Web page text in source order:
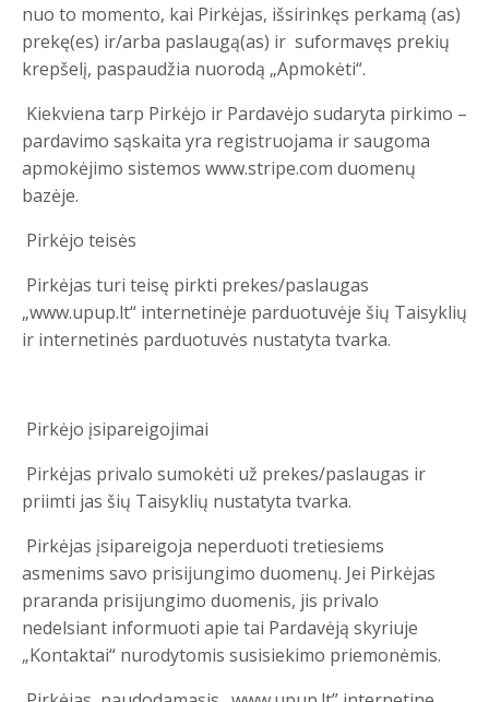
nuo to momento, kai Pirkėjas, išsirinkęs perkamą (as)
prekę(es) ir/arba paslaugą(as) ir suformavęs prekių
krepšelį, paspaudžia nuorodą „Apmokėti“.
Kiekviena tarp Pirkėjo ir Pardavėjo sudaryta pirkimo –
pardavimo sąskaita yra registruojama ir saugoma
apmokėjimo sistemos www.stripe.com duomenų
bazėje.
Pirkėjo teisės
Pirkėjas turi teisę pirkti prekes/paslaugas
„www.upup.lt“ internetinėje parduotuvėje šių Taisyklių
ir internetinės parduotuvės nustatyta tvarka.
Pirkėjo įsipareigojimai
Pirkėjas privalo sumokėti už prekes/paslaugas ir
priimti jas šių Taisyklių nustatyta tvarka.
Pirkėjas įsipareigoja neperduoti tretiesiems
asmenims savo prisijungimo duomenų. Jei Pirkėjas
praranda prisijungimo duomenis, jis privalo
nedelsiant informuoti apie tai Pardavėją skyriuje
„Kontaktai“ nurodytomis susisiekimo priemonėmis.